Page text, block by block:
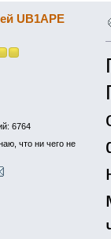
UB1APE
6764
что ни чего не